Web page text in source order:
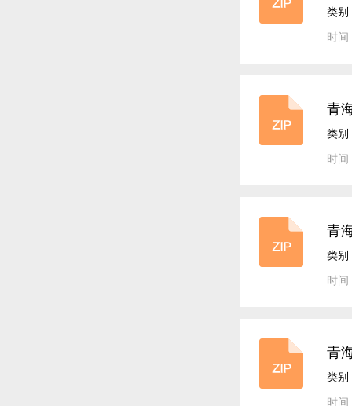
案
类别
时
青
案
类别
时
青
案
类别
时
青
案
类别
时